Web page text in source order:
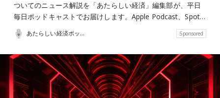
ついてのニュース解説を「あたらしい経済」編集部が、平日
毎日ポッドキャストでお届けします。Apple Podcast、Spot…
あたらしい経済ポッドキャスト Sponsored